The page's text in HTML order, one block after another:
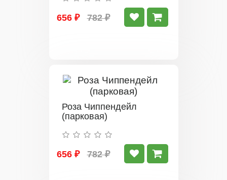
656 ₽ 782 ₽
Роза Чиппендейл
(парковая)
656 ₽ 782 ₽